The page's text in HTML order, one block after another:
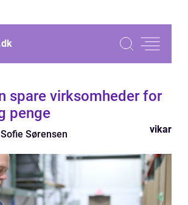
dk
spare virksomheder for
penge
Sofie Sørensen vikar